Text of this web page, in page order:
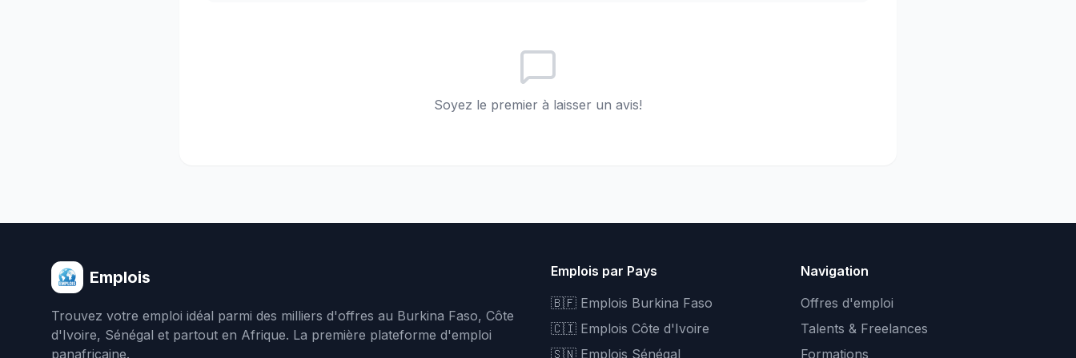
Soyez le premier à laisser un avis!
Emplois
Trouvez votre emploi idéal parmi des milliers d'offres au Burkina Faso, Côte
d'Ivoire, Sénégal et partout en Afrique. La première plateforme d'emploi
panafricaine.
Emplois par Pays
🇧🇫 Emplois Burkina Faso
🇨🇮 Emplois Côte d'Ivoire
🇸🇳 Emplois Sénégal
Navigation
Offres d'emploi
Talents & Freelances
Formations